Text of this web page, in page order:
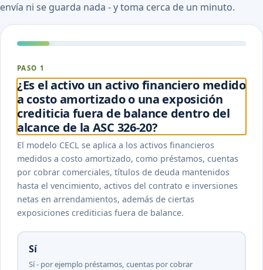
envía ni se guarda nada - y toma cerca de un minuto.
PASO 1
¿Es el activo un activo financiero medido
a costo amortizado o una exposición
crediticia fuera de balance dentro del
alcance de la ASC 326-20?
El modelo CECL se aplica a los activos financieros
medidos a costo amortizado, como préstamos, cuentas
por cobrar comerciales, títulos de deuda mantenidos
hasta el vencimiento, activos del contrato e inversiones
netas en arrendamientos, además de ciertas
exposiciones crediticias fuera de balance.
Sí
Sí - por ejemplo préstamos, cuentas por cobrar